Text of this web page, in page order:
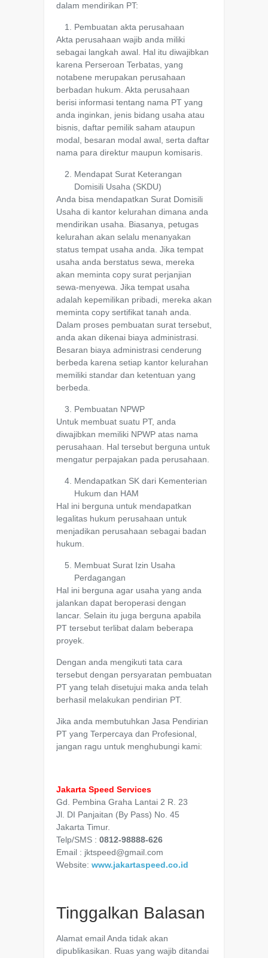
dalam mendirikan PT:
Pembuatan akta perusahaan
Akta perusahaan wajib anda miliki
sebagai langkah awal. Hal itu diwajibkan
karena Perseroan Terbatas, yang
notabene merupakan perusahaan
berbadan hukum. Akta perusahaan
berisi informasi tentang nama PT yang
anda inginkan, jenis bidang usaha atau
bisnis, daftar pemilik saham ataupun
modal, besaran modal awal, serta daftar
nama para direktur maupun komisaris.
Mendapat Surat Keterangan
Domisili Usaha (SKDU)
Anda bisa mendapatkan Surat Domisili
Usaha di kantor kelurahan dimana anda
mendirikan usaha. Biasanya, petugas
kelurahan akan selalu menanyakan
status tempat usaha anda. Jika tempat
usaha anda berstatus sewa, mereka
akan meminta copy surat perjanjian
sewa-menyewa. Jika tempat usaha
adalah kepemilikan pribadi, mereka akan
meminta copy sertifikat tanah anda.
Dalam proses pembuatan surat tersebut,
anda akan dikenai biaya administrasi.
Besaran biaya administrasi cenderung
berbeda karena setiap kantor kelurahan
memiliki standar dan ketentuan yang
berbeda.
Pembuatan NPWP
Untuk membuat suatu PT, anda
diwajibkan memiliki NPWP atas nama
perusahaan. Hal tersebut berguna untuk
mengatur perpajakan pada perusahaan.
Mendapatkan SK dari Kementerian
Hukum dan HAM
Hal ini berguna untuk mendapatkan
legalitas hukum perusahaan untuk
menjadikan perusahaan sebagai badan
hukum.
Membuat Surat Izin Usaha
Perdagangan
Hal ini berguna agar usaha yang anda
jalankan dapat beroperasi dengan
lancar. Selain itu juga berguna apabila
PT tersebut terlibat dalam beberapa
proyek.
Dengan anda mengikuti tata cara
tersebut dengan persyaratan pembuatan
PT yang telah disetujui maka anda telah
berhasil melakukan pendirian PT.
Jika anda membutuhkan Jasa Pendirian
PT yang Terpercaya dan Profesional,
jangan ragu untuk menghubungi kami:
Jakarta Speed Services
Gd. Pembina Graha Lantai 2 R. 23
Jl. DI Panjaitan (By Pass) No. 45
Jakarta Timur.
Telp/SMS : 0812-98888-626
Email : jktspeed@gmail.com
Website: www.jakartaspeed.co.id
Tinggalkan Balasan
Alamat email Anda tidak akan
dipublikasikan.
Ruas yang wajib ditandai